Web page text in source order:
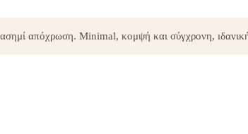
απόχρωση. Minimal, κομψή και σύγχρονη, ιδανική